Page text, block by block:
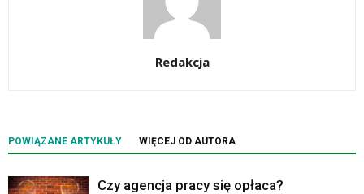
Redakcja
POWIĄZANE ARTYKUŁY WIĘCEJ OD AUTORA
Czy agencja pracy się opłaca?